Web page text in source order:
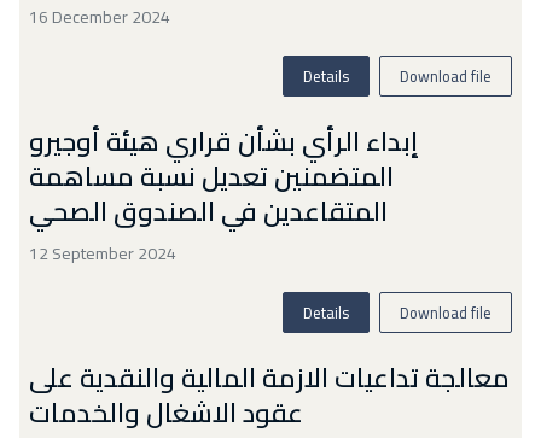
16 December 2024
Details Download file
إبداء الرأي بشأن قراري هيئة أوجيرو
المتضمنين تعديل نسبة مساهمة
المتقاعدين في الصندوق الصحي
12 September 2024
Details Download file
معالجة تداعيات الازمة المالية والنقدية على
عقود الاشغال والخدمات